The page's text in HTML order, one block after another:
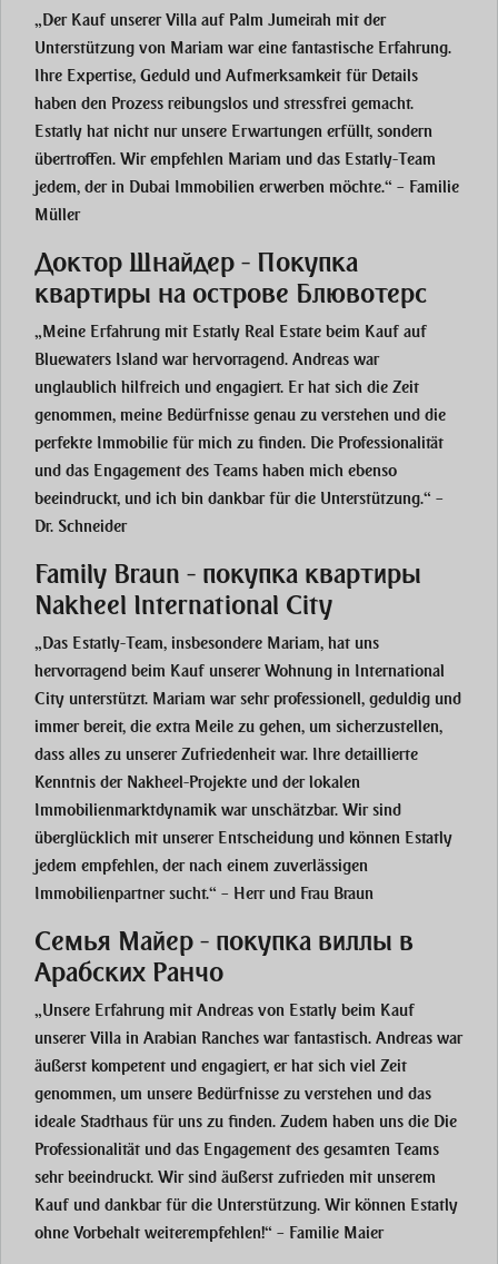
„Der Kauf unserer Villa auf Palm Jumeirah mit der
Unterstützung von Mariam war eine fantastische Erfahrung.
Ihre Expertise, Geduld und Aufmerksamkeit für Details
haben den Prozess reibungslos und stressfrei gemacht.
Estatly hat nicht nur unsere Erwartungen erfüllt, sondern
übertroffen. Wir empfehlen Mariam und das Estatly-Team
jedem, der in Dubai Immobilien erwerben möchte.“ – Familie
Müller
Доктор Шнайдер - Покупка
квартиры на острове Блювотерс
„Meine Erfahrung mit Estatly Real Estate beim Kauf auf
Bluewaters Island war hervorragend. Andreas war
unglaublich hilfreich und engagiert. Er hat sich die Zeit
genommen, meine Bedürfnisse genau zu verstehen und die
perfekte Immobilie für mich zu finden. Die Professionalität
und das Engagement des Teams haben mich ebenso
beeindruckt, und ich bin dankbar für die Unterstützung.“ –
Dr. Schneider
Family Braun - покупка квартиры
Nakheel International City
„Das Estatly-Team, insbesondere Mariam, hat uns
hervorragend beim Kauf unserer Wohnung in International
City unterstützt. Mariam war sehr professionell, geduldig und
immer bereit, die extra Meile zu gehen, um sicherzustellen,
dass alles zu unserer Zufriedenheit war. Ihre detaillierte
Kenntnis der Nakheel-Projekte und der lokalen
Immobilienmarktdynamik war unschätzbar. Wir sind
überglücklich mit unserer Entscheidung und können Estatly
jedem empfehlen, der nach einem zuverlässigen
Immobilienpartner sucht.“ – Herr und Frau Braun
Семья Майер - покупка виллы в
Арабских Ранчо
„Unsere Erfahrung mit Andreas von Estatly beim Kauf
unserer Villa in Arabian Ranches war fantastisch. Andreas war
äußerst kompetent und engagiert, er hat sich viel Zeit
genommen, um unsere Bedürfnisse zu verstehen und das
ideale Stadthaus für uns zu finden. Zudem haben uns die Die
Professionalität und das Engagement des gesamten Teams
sehr beeindruckt. Wir sind äußerst zufrieden mit unserem
Kauf und dankbar für die Unterstützung. Wir können Estatly
ohne Vorbehalt weiterempfehlen!“ – Familie Maier